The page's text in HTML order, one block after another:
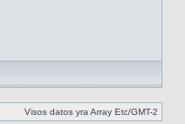
Visos datos yra Array Etc/GMT-2